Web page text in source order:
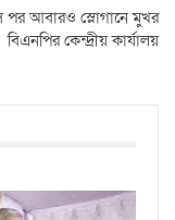
পর আবারও স্লোগানে মুখর
বিএনপির কেন্দ্রীয় কার্যালয়